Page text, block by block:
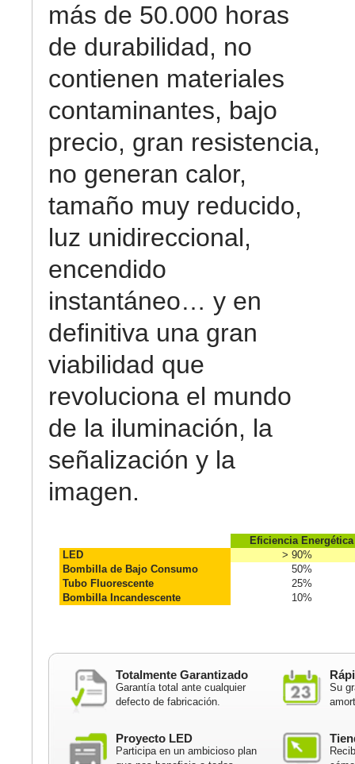
más de 50.000 horas
de durabilidad, no
contienen materiales
contaminantes, bajo
precio, gran resistencia,
no generan calor,
tamaño muy reducido,
luz unidireccional,
encendido
instantáneo… y en
definitiva una gran
viabilidad que
revoluciona el mundo
de la iluminación, la
señalización y la
imagen.
Eficiencia Energética
LED
> 90%
Bombilla de Bajo Consumo
50%
Tubo Fluorescente
25%
Bombilla Incandescente
10%
Totalmente Garantizado
Garantía total ante cualquier
defecto de fabricación.
Su
Proyecto LED
Participa en un ambicioso plan